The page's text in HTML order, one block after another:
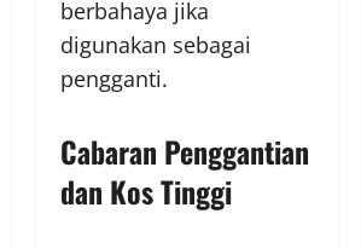
berbahaya jika
digunakan sebagai
pengganti.
Cabaran Penggantian
dan Kos Tinggi